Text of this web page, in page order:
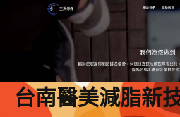
台南醫美減脂新